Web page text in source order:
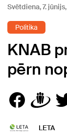
Svētdiena, 7.
Politika
KNAB
pērn
LETA